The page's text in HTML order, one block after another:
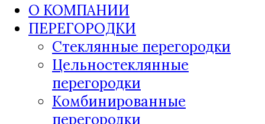
О КОМПАНИИ
ПЕРЕГОРОДКИ
Стеклянные перегородки
Цельностеклянные
перегородки
Комбинированные
перегородки